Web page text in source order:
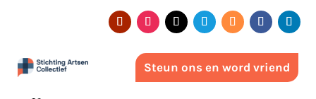
Steun ons en word vriend